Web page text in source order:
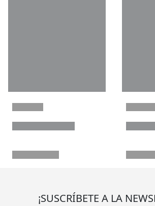
¡SUSCRÍBETE A LA